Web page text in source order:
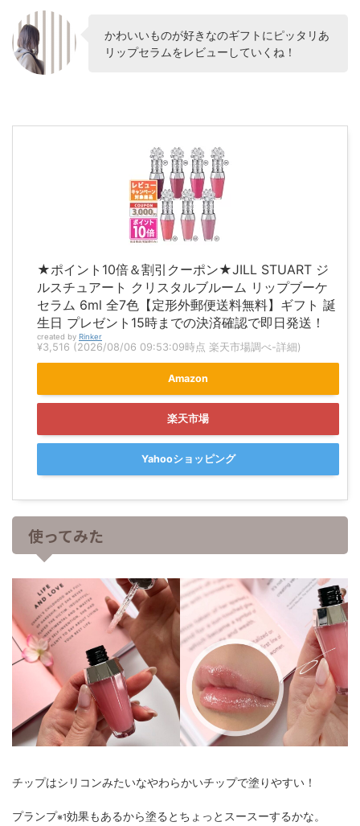
かわいいものが好きなのギフトにピッタリあ
リップセラムをレビューしていくね！
★ポイント10倍＆割引クーポン★JILL STUART ジ
ルスチュアート クリスタルブルーム リップブーケ
セラム 6ml 全7色【定形外郵便送料無料】ギフト 誕
生日 プレゼント15時までの決済確認で即日発送！
created by Rinker
¥3,516 (2026/08/06 09:53:09時点 楽天市場調べ-詳細)
Amazon
楽天市場
Yahooショッピング
使ってみた
チップはシリコンみたいなやわらかいチップで塗りやすい！
プランプ※1効果もあるから塗るとちょっとスースーするかな。